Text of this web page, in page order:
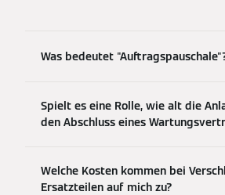
Was bedeutet
Spielt es eine Rolle, wie alt die
den Abschluss eines
Welche Kosten kommen bei
Ersatzteilen auf mich zu?